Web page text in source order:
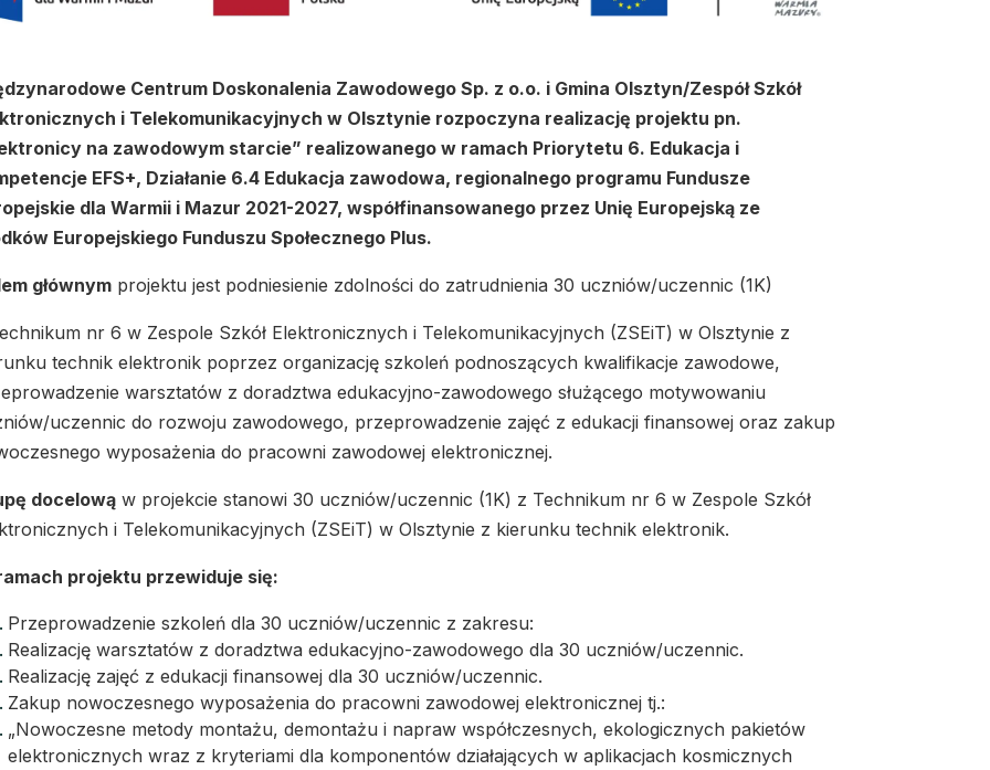
Centrum Doskonalenia Zawodowego Sp. z o.o. i Gmina Olsztyn/Zespół Szkół
i Telekomunikacyjnych w Olsztynie rozpoczyna realizację projektu pn.
na zawodowym starcie” realizowanego w ramach Priorytetu 6. Edukacja i
EFS+, Działanie 6.4 Edukacja zawodowa, regionalnego programu Fundusze
dla Warmii i Mazur 2021-2027, współfinansowanego przez Unię Europejską ze
Europejskiego Funduszu Społecznego Plus.
głównym projektu jest podniesienie zdolności do zatrudnienia 30 uczniów/uczennic (1K)
nr 6 w Zespole Szkół Elektronicznych i Telekomunikacyjnych (ZSEiT) w Olsztynie z
technik elektronik poprzez organizację szkoleń podnoszących kwalifikacje zawodowe,
warsztatów z doradztwa edukacyjno-zawodowego służącego motywowaniu
uczennic do rozwoju zawodowego, przeprowadzenie zajęć z edukacji finansowej oraz zakup
wyposażenia do pracowni zawodowej elektronicznej.
docelową w projekcie stanowi 30 uczniów/uczennic (1K) z Technikum nr 6 w Zespole Szkół
i Telekomunikacyjnych (ZSEiT) w Olsztynie z kierunku technik elektronik.
projektu przewiduje się:
Przeprowadzenie szkoleń dla 30 uczniów/uczennic z zakresu:
Realizację warsztatów z doradztwa edukacyjno-zawodowego dla 30 uczniów/uczennic.
Realizację zajęć z edukacji finansowej dla 30 uczniów/uczennic.
Zakup nowoczesnego wyposażenia do pracowni zawodowej elektronicznej tj.:
„Nowoczesne metody montażu, demontażu i napraw współczesnych, ekologicznych pakietów
elektronicznych wraz z kryteriami dla komponentów działających w aplikacjach kosmicznych